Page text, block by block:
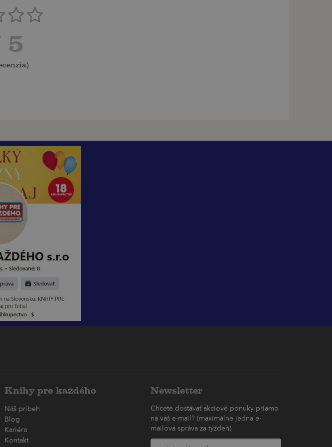
5
)
Knihy pre každého
Náš príbeh
Blog
Kariéra
Kontakt
Newsletter
Chcete dostávať akciové ponuky priamo
na váš e-mail? (maximálne jedna e-
mailová správa za týždeň)